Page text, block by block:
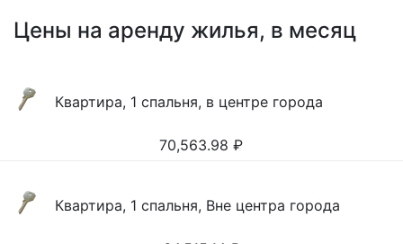
Цены на аренду жилья, в месяц
Квартира, 1 спальня, в центре города
70,563.98 ₽
Квартира, 1 спальня, Вне центра города